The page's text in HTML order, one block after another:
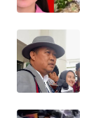
MASYARAKAT
KELISTRIKAN
WALINKI